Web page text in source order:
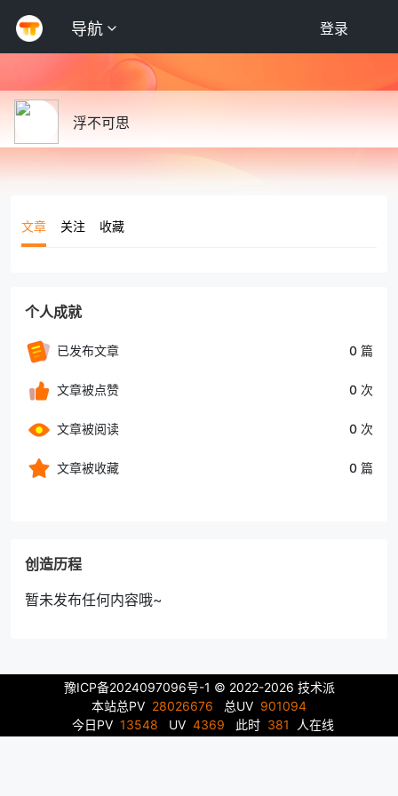
导航 登录
浮不可思
文章 关注 收藏
个人成就
已发布文章 0 篇
文章被点赞 0 次
文章被阅读 0 次
文章被收藏 0 篇
创造历程
暂未发布任何内容哦~
豫ICP备2024097096号-1 © 2022-2026 技术派
本站总PV 28026676 总UV 901094
今日PV 13548 UV 4369 此时 381 人在线